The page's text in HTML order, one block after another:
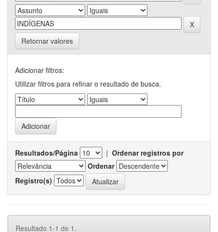
Retornar valores
Adicionar filtros:
Utilizar filtros para refinar o resultado de busca.
Resultados/Página | Ordenar registros por
Ordenar
Registro(s)
Resultado 1-1 de 1.